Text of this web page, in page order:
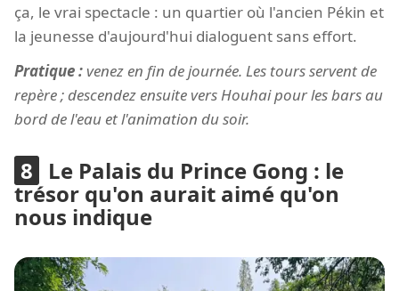
ça, le vrai spectacle : un quartier où l'ancien Pékin et
la jeunesse d'aujourd'hui dialoguent sans effort.
Pratique : venez en fin de journée. Les tours servent de
repère ; descendez ensuite vers Houhai pour les bars au
bord de l'eau et l'animation du soir.
Le Palais du Prince Gong : le
trésor qu'on aurait aimé qu'on
nous indique